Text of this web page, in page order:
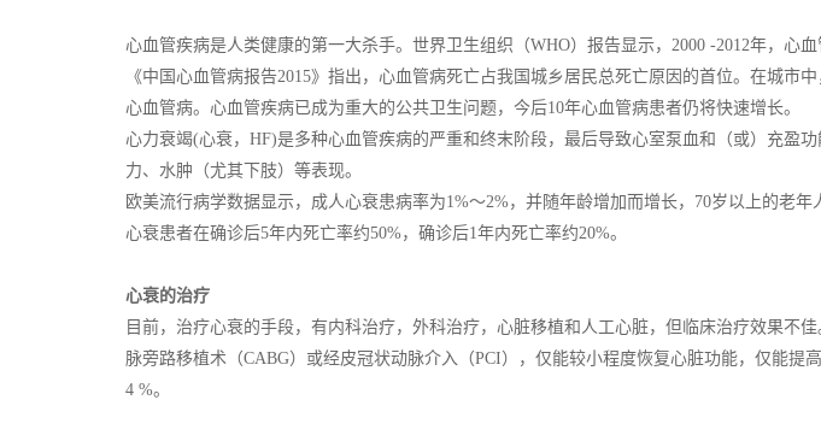
心血管疾病是人类健康的第一大杀手。世界卫生组织（WHO）报告显示，2000 -2012年，心血
《中国心血管病报告2015》指出，心血管病死亡占我国城乡居民总死亡原因的首位。在城市
心血管病。心血管疾病已成为重大的公共卫生问题，今后10年心血管病患者仍将快速增长。
心力衰竭(心衰，HF)是多种心血管疾病的严重和终末阶段，最后导致心室泵血和（或）充盈
力、水肿（尤其下肢）等表现。
欧美流行病学数据显示，成人心衰患病率为1%～2%，并随年龄增加而增长，70岁以上的老年
心衰患者在确诊后5年内死亡率约50%，确诊后1年内死亡率约20%。
心衰的治疗
目前，治疗心衰的手段，有内科治疗，外科治疗，心脏移植和人工心脏，但临床治疗效果不
脉旁路移植术（CABG）或经皮冠状动脉介入（PCI），仅能较小程度恢复心脏功能，仅能提
4 %。